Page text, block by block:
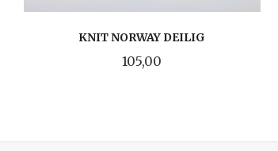
KNIT NORWAY DEILIG
Pris
105,00